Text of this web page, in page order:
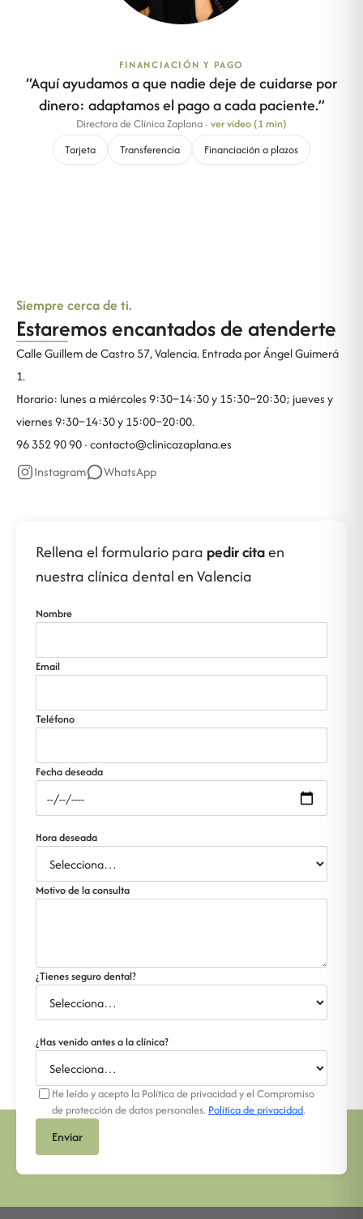
FINANCIACIÓN Y PAGO
“Aquí ayudamos a que nadie deje de cuidarse por
dinero: adaptamos el pago a cada paciente.”
Directora de Clínica Zaplana · ver vídeo (1 min)
Tarjeta
Transferencia Financiación a plazos
Siempre cerca de ti.
Estaremos encantados de atenderte
Calle Guillem de Castro 57, Valencia. Entrada por Ángel Guimerá
1.
Horario: lunes a miércoles 9:30–14:30 y 15:30–20:30; jueves y
viernes 9:30–14:30 y 15:00–20:00.
96 352 90 90 ·contacto@clinicazaplana.es
Instagram
WhatsApp
Rellena el formulario para pedir citaen
nuestra clínica dental en Valencia
Nombre
Email
Teléfono
Fecha deseada
Hora deseada
Motivo de la consulta
¿Tienes seguro dental?
¿Has venido antes a la clínica?
He leído y acepto la Política de privacidad y el Compromiso
de protección de datos personales. Política de privacidad.
Enviar